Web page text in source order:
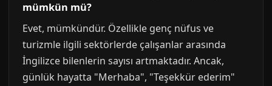
mümkün mü?
Evet, mümkündür. Özellikle genç nüfus ve
turizmle ilgili sektörlerde çalışanlar arasında
İngilizce bilenlerin sayısı artmaktadır. Ancak,
günlük hayatta "Merhaba", "Teşekkür ederim"